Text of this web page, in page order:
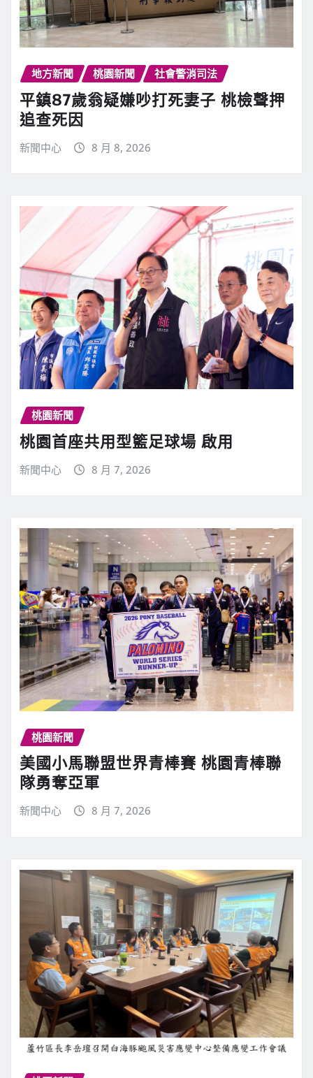
地方新聞 桃園新聞 社會警消司法
平鎮87歲翁疑嫌吵打死妻子 桃檢聲押
追查死因
新聞中心 8 月 8, 2026
桃園新聞
桃園首座共用型籃足球場 啟用
新聞中心 8 月 7, 2026
桃園新聞
美國小馬聯盟世界青棒賽 桃園青棒聯
隊勇奪亞軍
新聞中心 8 月 7, 2026